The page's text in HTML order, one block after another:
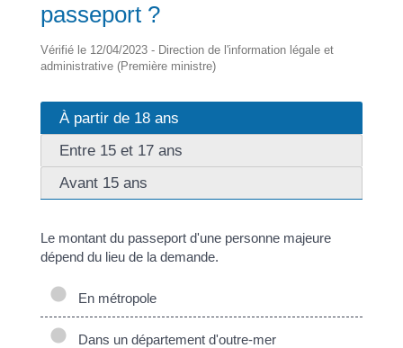
passeport ?
Vérifié le 12/04/2023 - Direction de l'information légale et
administrative (Première ministre)
À partir de 18 ans
Entre 15 et 17 ans
Avant 15 ans
Le montant du passeport d'une personne majeure
dépend du lieu de la demande.
En métropole
Dans un département d'outre-mer